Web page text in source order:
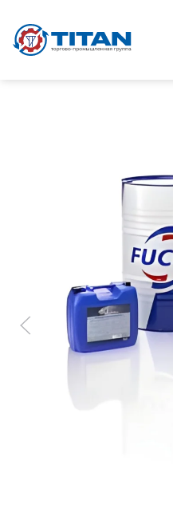
Перейти к